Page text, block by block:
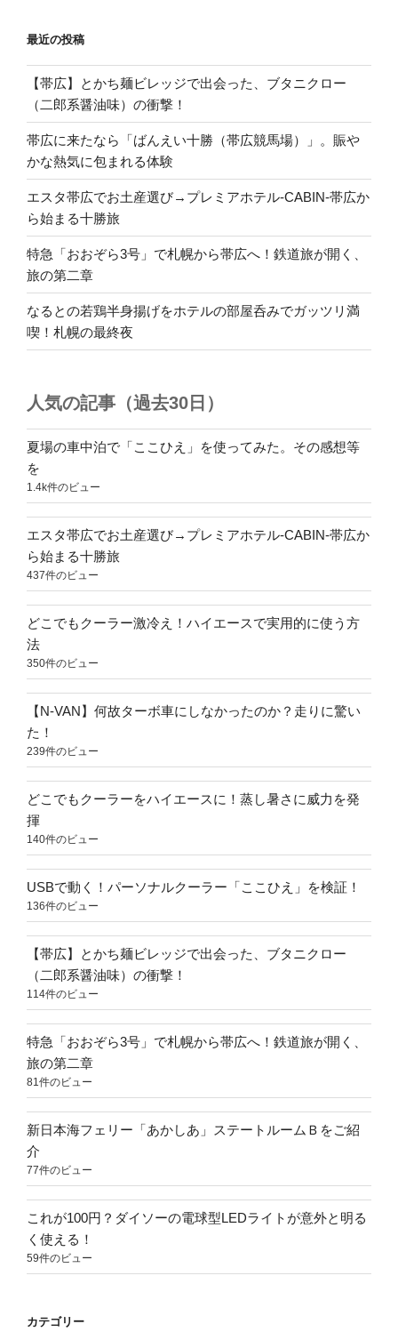
最近の投稿
【帯広】とかち麺ビレッジで出会った、ブタニクロー
（二郎系醤油味）の衝撃！
帯広に来たなら「ばんえい十勝（帯広競馬場）」。賑や
かな熱気に包まれる体験
エスタ帯広でお土産選び→プレミアホテル-CABIN-帯広か
ら始まる十勝旅
特急「おおぞら3号」で札幌から帯広へ！鉄道旅が開く、
旅の第二章
なるとの若鶏半身揚げをホテルの部屋呑みでガッツリ満
喫！札幌の最終夜
人気の記事（過去30日）
夏場の車中泊で「ここひえ」を使ってみた。その感想等
を
1.4k件のビュー
エスタ帯広でお土産選び→プレミアホテル-CABIN-帯広か
ら始まる十勝旅
437件のビュー
どこでもクーラー激冷え！ハイエースで実用的に使う方
法
350件のビュー
【N-VAN】何故ターボ車にしなかったのか？走りに驚い
た！
239件のビュー
どこでもクーラーをハイエースに！蒸し暑さに威力を発
揮
140件のビュー
USBで動く！パーソナルクーラー「ここひえ」を検証！
136件のビュー
【帯広】とかち麺ビレッジで出会った、ブタニクロー
（二郎系醤油味）の衝撃！
114件のビュー
特急「おおぞら3号」で札幌から帯広へ！鉄道旅が開く、
旅の第二章
81件のビュー
新日本海フェリー「あかしあ」ステートルームＢをご紹
介
77件のビュー
これが100円？ダイソーの電球型LEDライトが意外と明る
く使える！
59件のビュー
カテゴリー